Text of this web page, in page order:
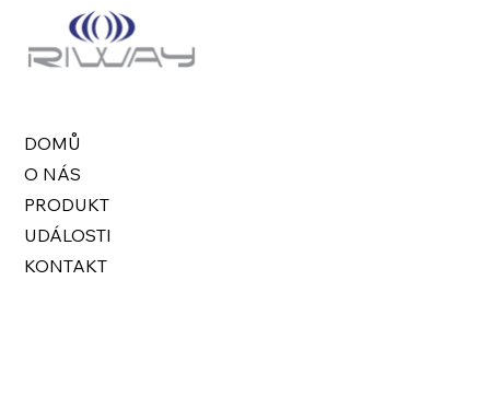
DOMŮ
O NÁS
PRODUKT
UDÁLOSTI
KONTAKT